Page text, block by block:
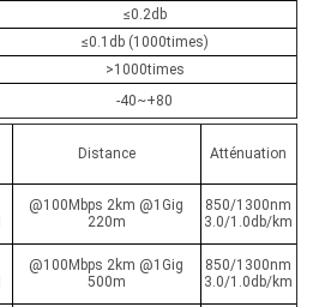
≤0.2db
≤0.1db (1000times)
>1000times
-40~+80
Distance Atténuation
@100Mbps 2km @1Gig
220m
850/1300nm
3.0/1.0db/km
@100Mbps 2km @1Gig
500m
850/1300nm
3.0/1.0db/km